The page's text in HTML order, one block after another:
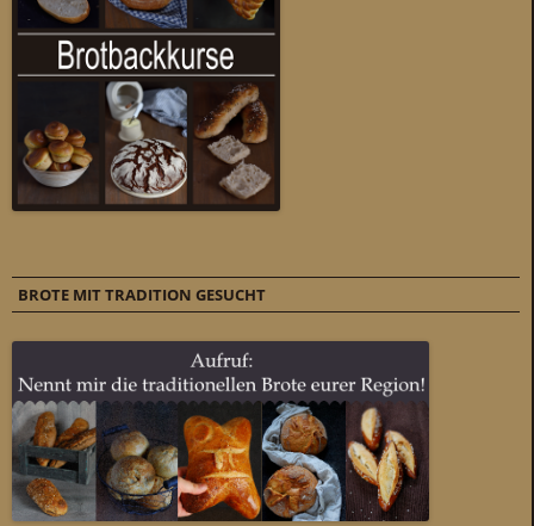
BROTE MIT TRADITION GESUCHT